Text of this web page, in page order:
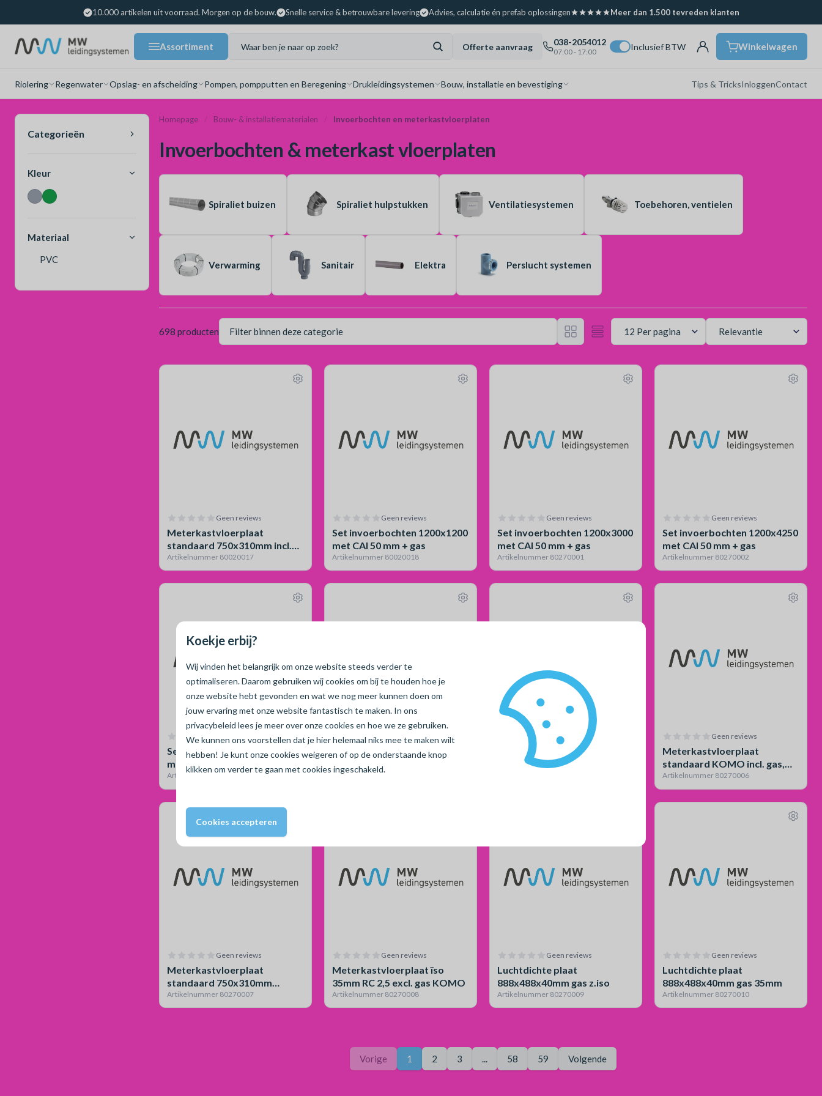
Koekje erbij?
Wij vinden het belangrijk om onze website steeds verder te
optimaliseren. Daarom gebruiken wij cookies om bij te houden hoe je
onze website hebt gevonden en wat we nog meer kunnen doen om
jouw ervaring met onze website fantastisch te maken. In ons
privacybeleid lees je meer over onze cookies en hoe we ze gebruiken.
We kunnen ons voorstellen dat je hier helemaal niks mee te maken wilt
hebben! Je kunt onze cookies weigeren of op de onderstaande knop
klikken om verder te gaan met cookies ingeschakeld.
Cookies accepteren
10.000 artikelen uit voorraad. Morgen op de bouw. Snelle service & betrouwbare levering Advies, calculatie én prefab oplossingen Meer dan 1.500 tevreden klanten
Assortiment Offerte aanvraag 038-2054012
07:00 - 17:00 Inclusief BTW Winkelwagen
Riolering Regenwater Opslag- en afscheiding Pompen, pompputten en Beregening Drukleidingsystemen Bouw, installatie en bevestiging Tips & TricksInloggenContact
Categorieën
Kleur
Materiaal
PVC
Homepage Bouw- & installatiematerialen Invoerbochten en meterkastvloerplaten
Invoerbochten & meterkast vloerplaten
Spiraliet buizen Spiraliet hulpstukken Ventilatiesystemen Toebehoren, ventielen
Verwarming Sanitair Elektra Perslucht systemen
698 producten
Geen reviews
Meterkastvloerplaat
standaard 750x310mm incl.
Gas
Artikelnummer 80020017
Geen reviews
Set invoerbochten 1200x1200
met CAI 50 mm + gas
Artikelnummer 80020018
Geen reviews
Set invoerbochten 1200x3000
met CAI 50 mm + gas
Artikelnummer 80270001
Geen reviews
Set invoerbochten 1200x4250
met CAI 50 mm + gas
Artikelnummer 80270002
Set invoerbochten 1200x1200
met CAI 50 mm excl. gas
Artikelnummer 80270003
Geen reviews
Set invoerbochten 1200x3000
met CAI 50 mm excl. gas
Artikelnummer 80270004
Geen reviews
Set invoerbochten 1200x4250
met CAI 50 mm excl. gas
Geen reviews
Meterkastvloerplaat
standaard KOMO incl. gas,
geïsoleerd
Artikelnummer 80270006
Geen reviews
Meterkastvloerplaat
standaard 750x310mm
Gasloos
Artikelnummer 80270007
Geen reviews
Meterkastvloerplaat ïso
35mm RC 2,5 excl. gas KOMO
Artikelnummer 80270008
Geen reviews
Luchtdichte plaat
888x488x40mm gas z.iso
Artikelnummer 80270009
Geen reviews
Luchtdichte plaat
888x488x40mm gas 35mm
Artikelnummer 80270010
Vorige
Pagina Je bent op pagina
1 2 3 ... 58 59 Volgende
Pagina